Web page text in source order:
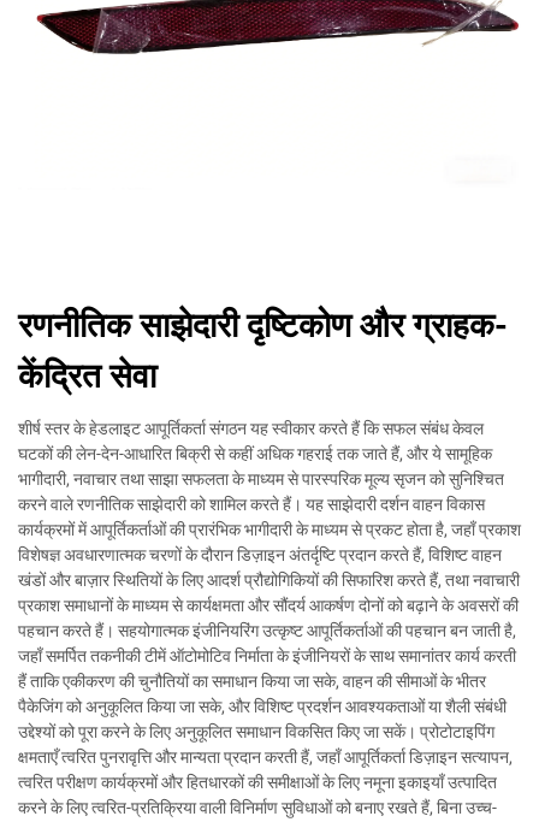
रणनीतिक साझेदारी दृष्टिकोण और ग्राहक-
केंद्रित सेवा
शीर्ष स्तर के हेडलाइट आपूर्तिकर्ता संगठन यह स्वीकार करते हैं कि सफल संबंध केवल
घटकों की लेन-देन-आधारित बिक्री से कहीं अधिक गहराई तक जाते हैं, और ये सामूहिक
भागीदारी, नवाचार तथा साझा सफलता के माध्यम से पारस्परिक मूल्य सृजन को सुनिश्चित
करने वाले रणनीतिक साझेदारी को शामिल करते हैं। यह साझेदारी दर्शन वाहन विकास
कार्यक्रमों में आपूर्तिकर्ताओं की प्रारंभिक भागीदारी के माध्यम से प्रकट होता है, जहाँ प्रकाश
विशेषज्ञ अवधारणात्मक चरणों के दौरान डिज़ाइन अंतर्दृष्टि प्रदान करते हैं, विशिष्ट वाहन
खंडों और बाज़ार स्थितियों के लिए आदर्श प्रौद्योगिकियों की सिफारिश करते हैं, तथा नवाचारी
प्रकाश समाधानों के माध्यम से कार्यक्षमता और सौंदर्य आकर्षण दोनों को बढ़ाने के अवसरों की
पहचान करते हैं। सहयोगात्मक इंजीनियरिंग उत्कृष्ट आपूर्तिकर्ताओं की पहचान बन जाती है,
जहाँ समर्पित तकनीकी टीमें ऑटोमोटिव निर्माता के इंजीनियरों के साथ समानांतर कार्य करती
हैं ताकि एकीकरण की चुनौतियों का समाधान किया जा सके, वाहन की सीमाओं के भीतर
पैकेजिंग को अनुकूलित किया जा सके, और विशिष्ट प्रदर्शन आवश्यकताओं या शैली संबंधी
उद्देश्यों को पूरा करने के लिए अनुकूलित समाधान विकसित किए जा सकें। प्रोटोटाइपिंग
क्षमताएँ त्वरित पुनरावृत्ति और मान्यता प्रदान करती हैं, जहाँ आपूर्तिकर्ता डिज़ाइन सत्यापन,
त्वरित परीक्षण कार्यक्रमों और हितधारकों की समीक्षाओं के लिए नमूना इकाइयाँ उत्पादित
करने के लिए त्वरित-प्रतिक्रिया वाली विनिर्माण सुविधाओं को बनाए रखते हैं, बिना उच्च-